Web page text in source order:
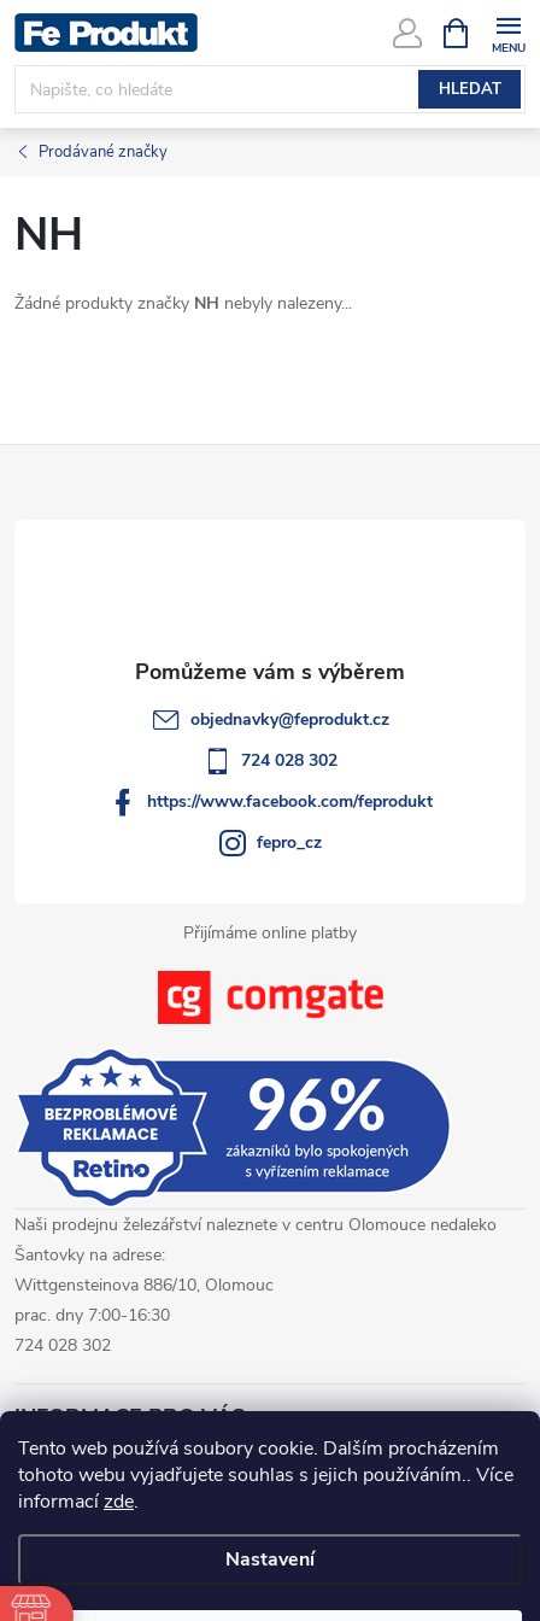
Tento web používá soubory cookie. Dalším procházením
tohoto webu vyjadřujete souhlas s jejich používáním.. Více
informacízde.
Nastavení
Přejít
na
obsah
HLEDAT
NÁKUPNÍ
KOŠÍK
Prodávané značky
NH
Žádné produkty značky NH nebyly nalezeny...
Přijímáme online platby
objednavky@feprodukt.cz
724 028 302
https://www.facebook.com/feprodukt
fepro_cz
Naši prodejnu železářství naleznete v centru Olomouce nedaleko
Šantovky na adrese:
Wittgensteinova 886/10, Olomouc
prac. dny 7:00-16:30
724 028 302
INFORMACE PRO VÁS
železářství Olomouc
CNC pálení plechů Olomouc
Copyright 2026www.fepro.cz. Všechna práva vyhrazena.